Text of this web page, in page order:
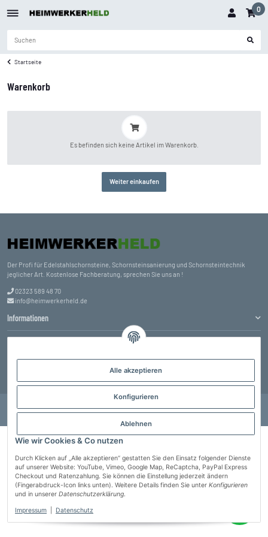
Alle akzeptieren
Konfigurieren
Ablehnen
Wie wir Cookies & Co nutzen
Durch Klicken auf „Alle akzeptieren“ gestatten Sie den Einsatz folgender Dienste
auf unserer Website: YouTube, Vimeo, Google Map, ReCaptcha, PayPal Express
Checkout und Ratenzahlung. Sie können die Einstellung jederzeit ändern
(Fingerabdruck-Icon links unten). Weitere Details finden Sie unter Konfigurieren
und in unserer Datenschutzerklärung.
Impressum Datenschutz
0
Startseite
Warenkorb
Es befinden sich keine Artikel im Warenkorb.
Weiter einkaufen
Der Profi für Edelstahlschornsteine, Schornsteinsanierung und Schornsteintechnik
jeglicher Art. Kostenlose Fachberatung, sprechen Sie uns an !
02323 589 48 70
info@heimwerkerheld.de
Informationen
Powered byJTL-Shop